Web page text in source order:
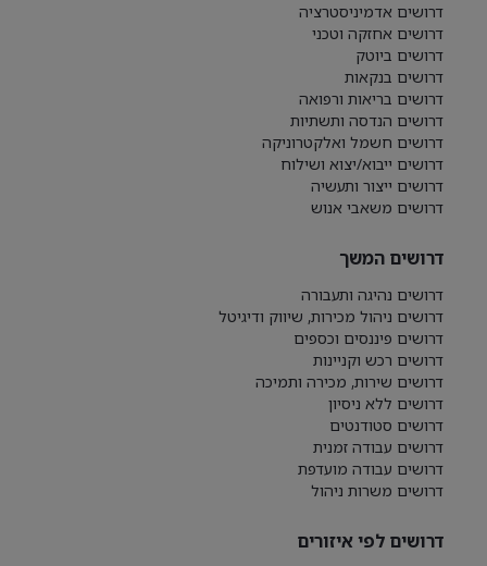
דרושים אדמיניסטרציה
דרושים אחזקה וטכני
דרושים ביוטק
דרושים בנקאות
דרושים בריאות ורפואה
דרושים הנדסה ותשתיות
דרושים חשמל ואלקטרוניקה
דרושים ייבוא/יצוא ושילוח
דרושים ייצור ותעשיה
דרושים משאבי אנוש
דרושים המשך
דרושים נהיגה ותעבורה
דרושים ניהול מכירות, שיווק ודיגיטל
דרושים פיננסים וכספים
דרושים רכש וקניינות
דרושים שירות, מכירה ותמיכה
דרושים ללא ניסיון
דרושים סטודנטים
דרושים עבודה זמנית
דרושים עבודה מועדפת
דרושים משרות ניהול
דרושים לפי איזורים